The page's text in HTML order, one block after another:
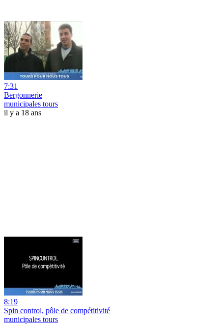
7:31
Bergonnerie
municipales tours
il y a 18 ans
8:19
Spin control, pôle de compétitivité
municipales tours